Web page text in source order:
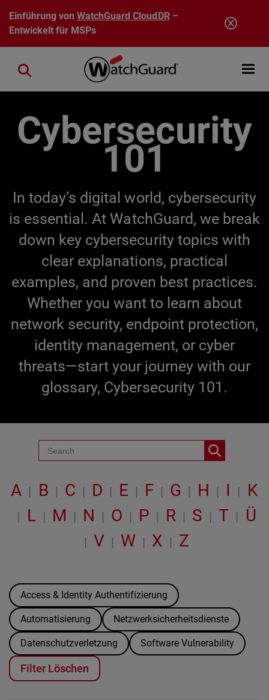
Direkt zum Inhalt
Einführung vonWatchGuard CloudDR–
Entwickelt für MSPs
Open
Close search
Cybersecurity
101
In today’s digital world, cybersecurity
is essential. At WatchGuard, we break
down key cybersecurity topics with
clear explanations, practical
examples, and proven best practices.
Whether you want to learn about
network security, endpoint protection,
identity management, or cyber
threats—start your journey with our
glossary, Cybersecurity 101.
A | B | C | D | E | F | G | H | I | K
| L | M | N | O | P | R | S | T | Ü
| V | W | X | Z
Access & Identity Authentifizierung
Automatisierung Netzwerksicherheitsdienste
Datenschutzverletzung Software Vulnerability
Filter Löschen